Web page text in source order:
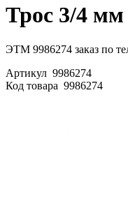
Трос 3/4 мм
ЭТМ 9986274 заказ по
Артикул 9986274
Код товара 9986274